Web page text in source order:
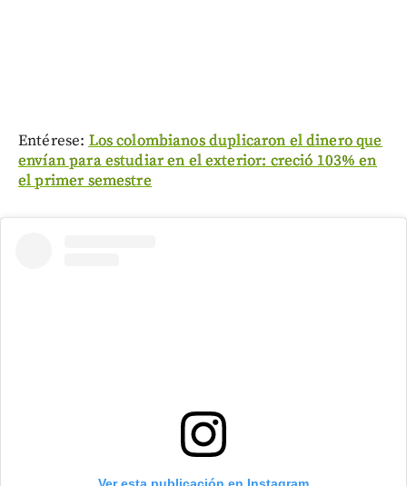
Entérese: Los colombianos duplicaron el dinero que
envían para estudiar en el exterior: creció 103% en
el primer semestre